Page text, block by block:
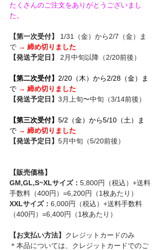
たくさんのご注文をありがとうございまし
た。
【第一次受付】
1/31（金）から2/7（金）ま
で → 締め切りました
【発送予定日】
2月中旬以降（2/20前後）
【第二次受付】 2/20（木）から2/28（金）ま
で → 締め切りました
【発送予定日】 3月上旬〜中旬（3/14前後）
【第三次受付】 5/2（金）から5/10（土）ま
で → 締め切りました
【発送予定日】 5月中旬（5/20前後）
【販売価格】
GM,GL,S~XLサイズ： 5,800円（税込）+送料
手数料（400円）=6,200円（1枚あたり）
XXLサイズ： 6,000円（税込）+送料手数料
（400円）=6,400円（1枚あたり）
【お支払い方法】 クレジットカードのみ
＊本品については、クレジットカードでのご